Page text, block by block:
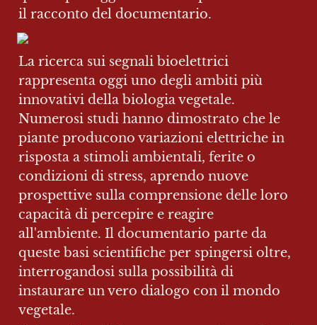
il racconto del documentario.
La ricerca sui segnali bioelettrici
rappresenta oggi uno degli ambiti più
innovativi della biologia vegetale.
Numerosi studi hanno dimostrato che le
piante producono variazioni elettriche in
risposta a stimoli ambientali, ferite o
condizioni di stress, aprendo nuove
prospettive sulla comprensione delle loro
capacità di percepire e reagire
all'ambiente. Il documentario parte da
queste basi scientifiche per spingersi oltre,
interrogandosi sulla possibilità di
instaurare un vero dialogo con il mondo
vegetale.